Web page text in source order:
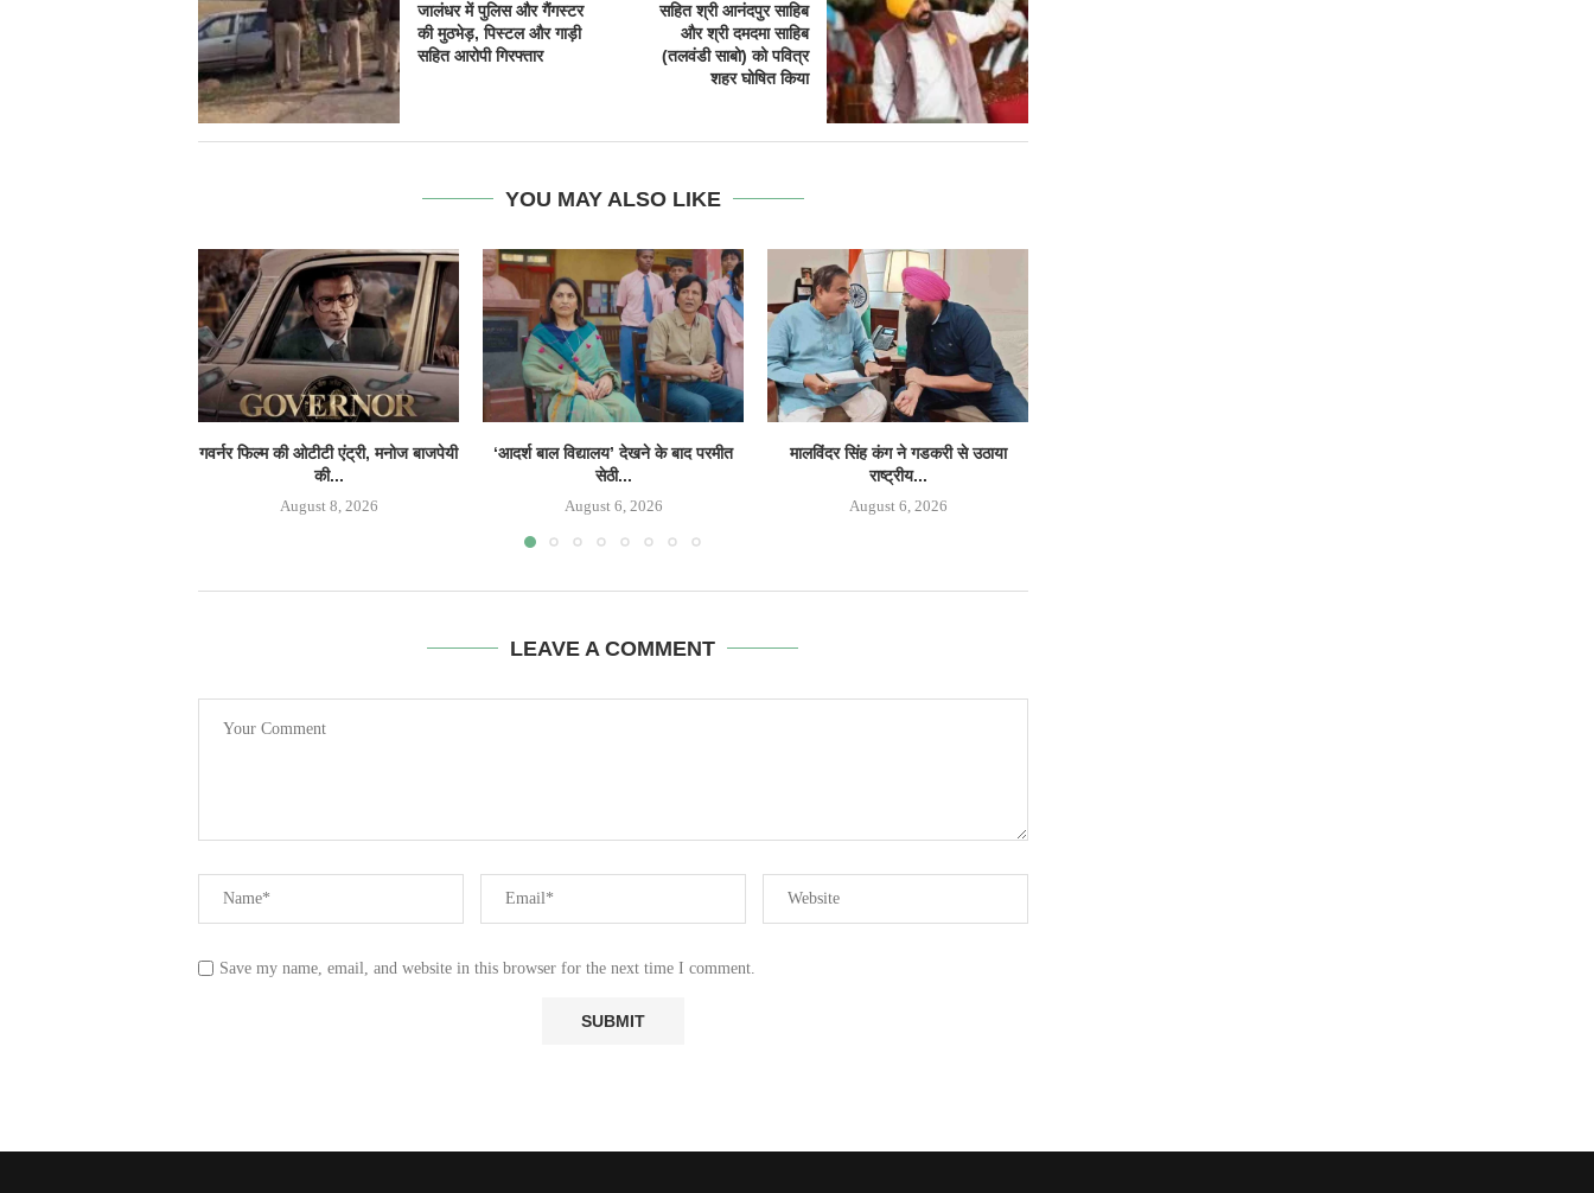
जालंधर में पुलिस और गैंगस्टर
की मुठभेड़, पिस्टल और गाड़ी
सहित आरोपी गिरफ्तार
सहित श्री आनंदपुर साहिब
और श्री दमदमा साहिब
(तलवंडी साबो) को पवित्र
शहर घोषित किया
YOU MAY ALSO LIKE
गवर्नर फिल्म की ओटीटी एंट्री, मनोज बाजपेयी
की...
August 8, 2026
‘आदर्श बाल विद्यालय’ देखने के बाद परमीत
सेठी...
August 6, 2026
मालविंदर सिंह कंग ने गडकरी से उठाया
राष्ट्रीय...
August 6, 2026
LEAVE A COMMENT
Save my name, email, and website in this browser for the next time I comment.